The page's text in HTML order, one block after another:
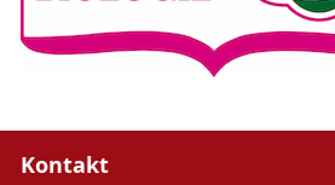
Kontakt